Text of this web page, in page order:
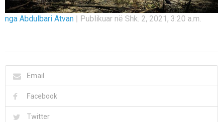
nga Abdulbari Atvan | Publikuar në Shk. 2, 2021, 3:20 a.m.
Email
Facebook
Twitter